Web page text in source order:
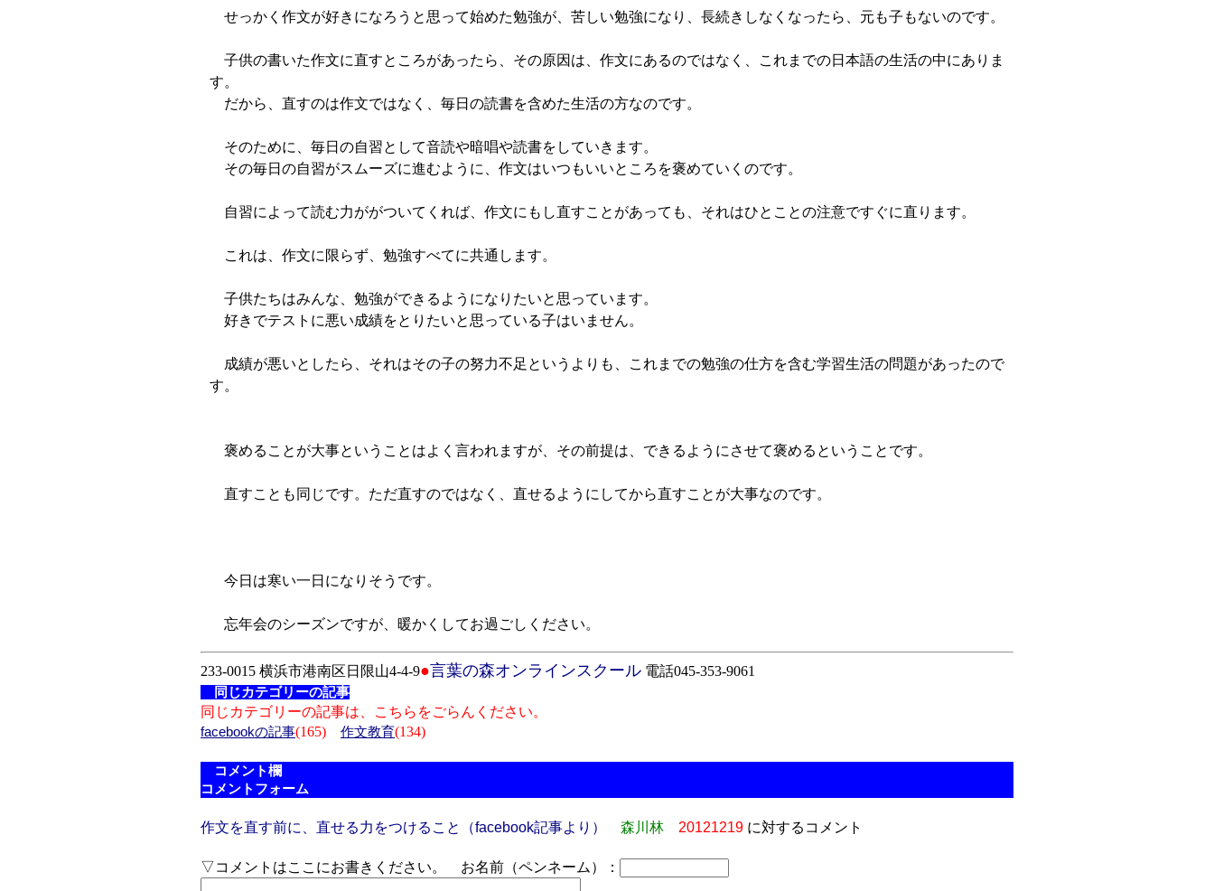
せっかく作文が好きになろうと思って始めた勉強が、苦しい勉強になり、長続きしなくなったら、元も子もないのです。
子供の書いた作文に直すところがあったら、その原因は、作文にあるのではなく、これまでの日本語の生活の中にありま
す。
だから、直すのは作文ではなく、毎日の読書を含めた生活の方なのです。
そのために、毎日の自習として音読や暗唱や読書をしていきます。
その毎日の自習がスムーズに進むように、作文はいつもいいところを褒めていくのです。
自習によって読む力ががついてくれば、作文にもし直すことがあっても、それはひとことの注意ですぐに直ります。
これは、作文に限らず、勉強すべてに共通します。
子供たちはみんな、勉強ができるようになりたいと思っています。
好きでテストに悪い成績をとりたいと思っている子はいません。
成績が悪いとしたら、それはその子の努力不足というよりも、これまでの勉強の仕方を含む学習生活の問題があったので
す。
褒めることが大事ということはよく言われますが、その前提は、できるようにさせて褒めるということです。
直すことも同じです。ただ直すのではなく、直せるようにしてから直すことが大事なのです。
今日は寒い一日になりそうです。
忘年会のシーズンですが、暖かくしてお過ごしください。
233-0015 横浜市港南区日限山4-4-9●言葉の森オンラインスクール 電話045-353-9061
同じカテゴリーの記事
同じカテゴリーの記事は、こちらをごらんください。
facebookの記事(165) 作文教育(134)
コメント欄
コメントフォーム
作文を直す前に、直せる力をつけること（facebook記事より） 森川林 20121219 に対するコメント
▽コメントはここにお書きください。 お名前（ペンネーム）：